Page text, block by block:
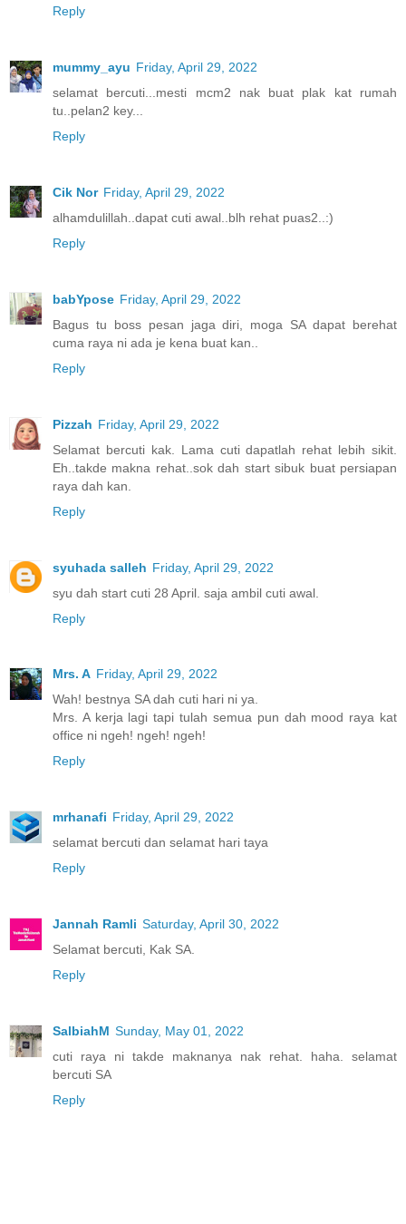
Reply
mummy_ayu Friday, April 29, 2022
selamat bercuti...mesti mcm2 nak buat plak kat rumah
tu..pelan2 key...
Reply
Cik Nor Friday, April 29, 2022
alhamdulillah..dapat cuti awal..blh rehat puas2..:)
Reply
babYpose Friday, April 29, 2022
Bagus tu boss pesan jaga diri, moga SA dapat berehat
cuma raya ni ada je kena buat kan..
Reply
Pizzah Friday, April 29, 2022
Selamat bercuti kak. Lama cuti dapatlah rehat lebih sikit.
Eh..takde makna rehat..sok dah start sibuk buat persiapan
raya dah kan.
Reply
syuhada salleh Friday, April 29, 2022
syu dah start cuti 28 April. saja ambil cuti awal.
Reply
Mrs. A Friday, April 29, 2022
Wah! bestnya SA dah cuti hari ni ya.
Mrs. A kerja lagi tapi tulah semua pun dah mood raya kat
office ni ngeh! ngeh! ngeh!
Reply
mrhanafi Friday, April 29, 2022
selamat bercuti dan selamat hari taya
Reply
Jannah Ramli Saturday, April 30, 2022
Selamat bercuti, Kak SA.
Reply
SalbiahM Sunday, May 01, 2022
cuti raya ni takde maknanya nak rehat. haha. selamat
bercuti SA
Reply